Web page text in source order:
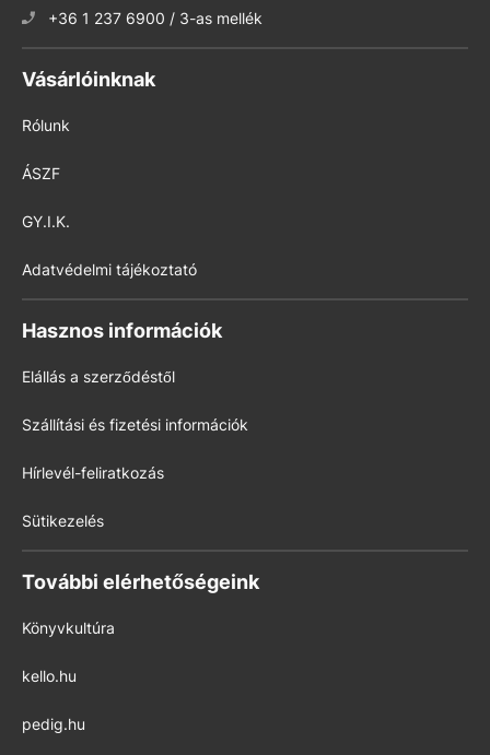
+36 1 237 6900 / 3-as mellék
Vásárlóinknak
Rólunk
ÁSZF
GY.I.K.
Adatvédelmi tájékoztató
Hasznos információk
Elállás a szerződéstől
Szállítási és fizetési információk
Hírlevél-feliratkozás
Sütikezelés
További elérhetőségeink
Könyvkultúra
kello.hu
pedig.hu